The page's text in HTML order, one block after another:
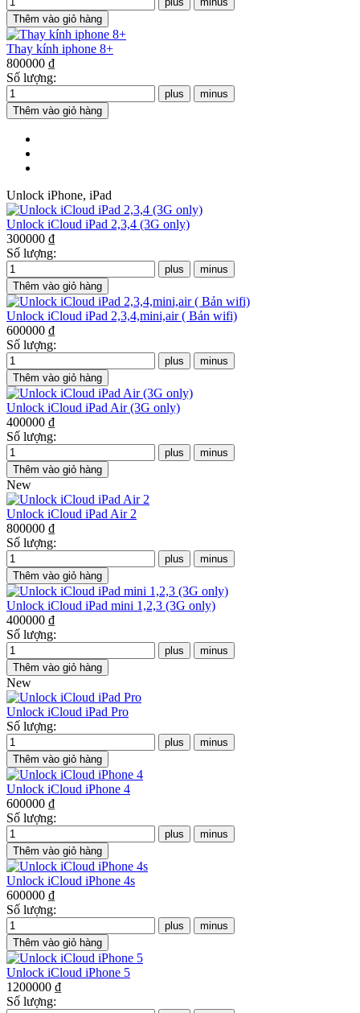
Thay kính iphone 8+
800000 ₫
Số lượng:
Unlock iPhone, iPad
Unlock iCloud iPad 2,3,4 (3G only)
300000 ₫
Số lượng:
Unlock iCloud iPad 2,3,4,mini,air ( Bản wifi)
600000 ₫
Số lượng:
Unlock iCloud iPad Air (3G only)
400000 ₫
Số lượng:
New
Unlock iCloud iPad Air 2
800000 ₫
Số lượng:
Unlock iCloud iPad mini 1,2,3 (3G only)
400000 ₫
Số lượng:
New
Unlock iCloud iPad Pro
Số lượng:
Unlock iCloud iPhone 4
600000 ₫
Số lượng:
Unlock iCloud iPhone 4s
600000 ₫
Số lượng:
Unlock iCloud iPhone 5
1200000 ₫
Số lượng: